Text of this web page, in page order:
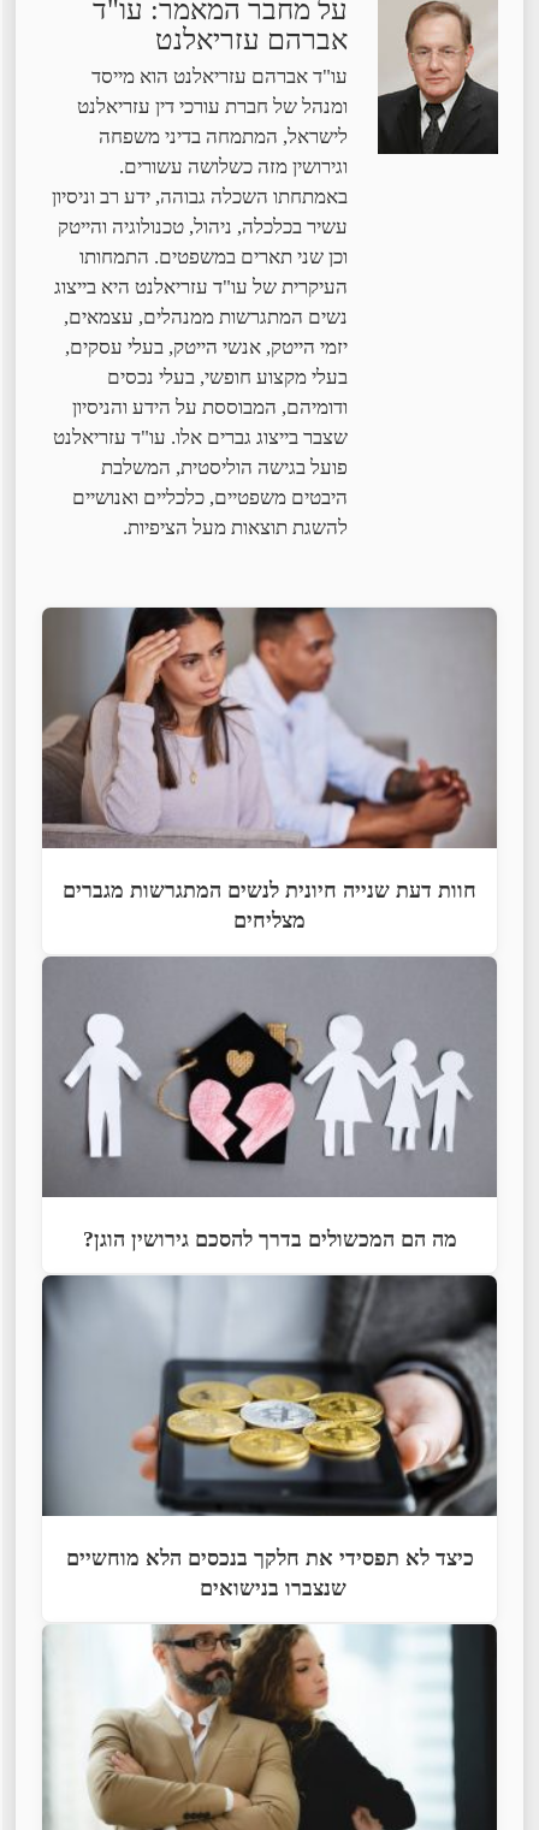
על מחבר המאמר: עו"ד
אברהם עזריאלנט
עו"ד אברהם עזריאלנט הוא מייסד
ומנהל של חברת עורכי דין עזריאלנט
לישראל, המתמחה בדיני משפחה
וגירושין מזה כשלושה עשורים.
באמתחתו השכלה גבוהה, ידע רב וניסיון
עשיר בכלכלה, ניהול, טכנולוגיה והייטק
וכן שני תארים במשפטים. התמחותו
העיקרית של עו"ד עזריאלנט היא בייצוג
נשים המתגרשות ממנהלים, עצמאים,
יזמי הייטק, אנשי הייטק, בעלי עסקים,
בעלי מקצוע חופשי, בעלי נכסים
ודומיהם, המבוססת על הידע והניסיון
שצבר בייצוג גברים אלו. עו"ד עזריאלנט
פועל בגישה הוליסטית, המשלבת
היבטים משפטיים, כלכליים ואנושיים
להשגת תוצאות מעל הציפיות.
חוות דעת שנייה חיונית לנשים המתגרשות מגברים
מצליחים
מה הם המכשולים בדרך להסכם גירושין הוגן?
כיצד לא תפסידי את חלקך בנכסים הלא מוחשיים
שנצברו בנישואים